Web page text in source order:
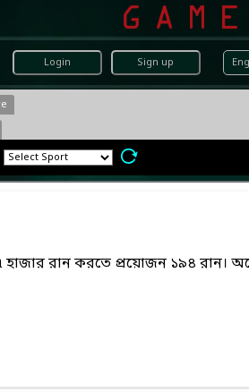
Login Sign up
রান করতে প্রয়োজন ১৯৪ রান।